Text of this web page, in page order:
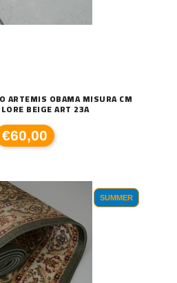
ARTEMIS OBAMA MISURA CM
BEIGE ART 23A
€60,00
SUMMER